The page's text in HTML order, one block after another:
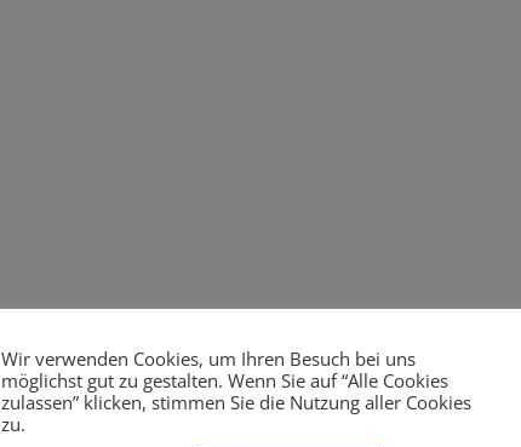
Wir verwenden Cookies, um Ihren Besuch bei uns
möglichst gut zu gestalten. Wenn Sie auf “Alle Cookies
zulassen” klicken, stimmen Sie die Nutzung aller Cookies
zu.